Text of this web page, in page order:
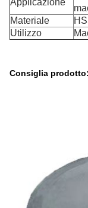
Applicazione
Materiale
Utilizzo
Consiglia prodotto: